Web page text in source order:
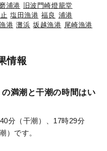
浦港 旧波門崎燈籠堂
塩田漁港 福良 浦港
港 灘浜 坂越漁港 尾崎漁港
情報
満潮と干潮の時間はい
分（干潮）、17時29分
）です。